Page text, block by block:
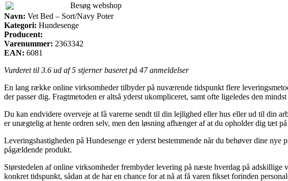
Besøg webshop
Navn: Vet Bed – Sort/Navy Poter
Kategori: Hundesenge
Producent:
Varenummer: 2363342
EAN: 6081
Vurderet til 3.6 ud af 5 stjerner baseret på 47anmeldelser
En lang række online virksomheder tilbyder på nuværende tidspunkt flere
der passer dig. Fragtmetoden er altså yderst ukompliceret, samt ofte ligeledes den
Du kan endvidere overveje at få varerne sendt til din lejlighed eller hus eller ud til din
er unægtelig at hente ordren selv, men den løsning afhænger af at du opholder dig tæt på
Leveringshastigheden på Hundesenge er yderst bestemmende når du behøver dine
pågældende produkt.
Størstedelen af online virksomheder frembyder levering på næste hverdag på
konkret tidspunkt, sådan at de har en chance for at nå at få varen fikset forinden